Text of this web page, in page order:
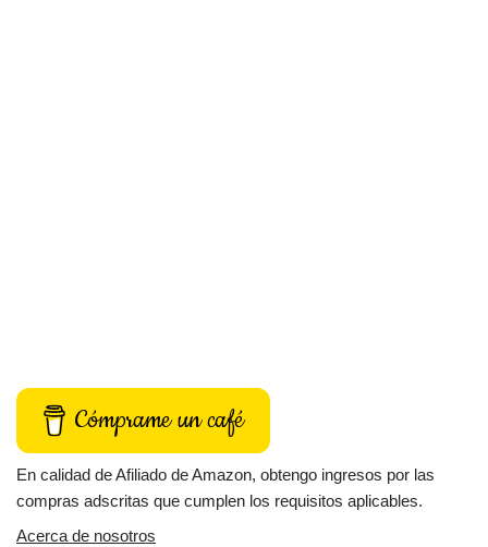
Cómprame un café
En calidad de Afiliado de Amazon, obtengo ingresos por las
compras adscritas que cumplen los requisitos aplicables.
Acerca de nosotros